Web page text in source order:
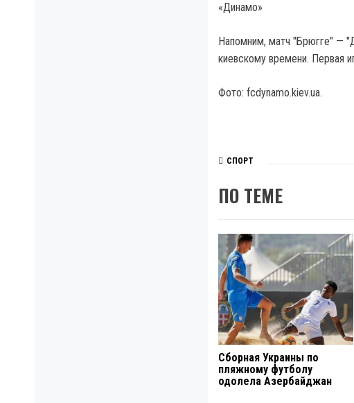
«Динамо»
Напомним, матч "Брюгге" —
киевскому времени. Первая
Фото: fcdynamo.kiev.ua.
СПОРТ
ПО ТЕМЕ
Сборная Украины по
пляжному футболу
одолела Азербайджан